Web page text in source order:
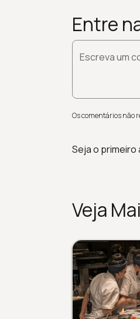
Entre
Escreva um
Os comentários não
Seja o primeiro
Veja